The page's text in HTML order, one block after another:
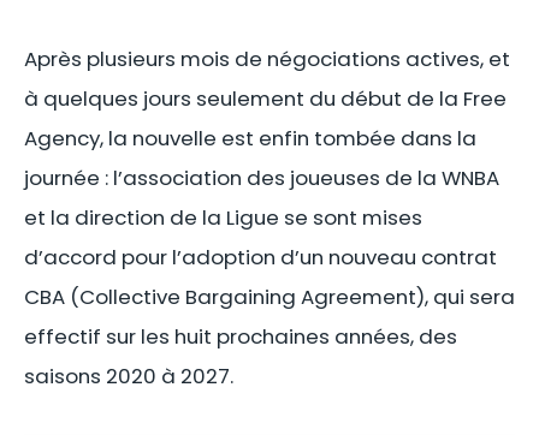
Après plusieurs mois de négociations actives, et
à quelques jours seulement du début de la Free
Agency, la nouvelle est enfin tombée dans la
journée : l’association des joueuses de la WNBA
et la direction de la Ligue se sont mises
d’accord pour l’adoption d’un nouveau contrat
CBA (Collective Bargaining Agreement), qui sera
effectif sur les huit prochaines années, des
saisons 2020 à 2027.